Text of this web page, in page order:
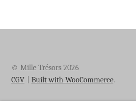
© Mille Trésors 2026
CGV
Built with WooCommerce.